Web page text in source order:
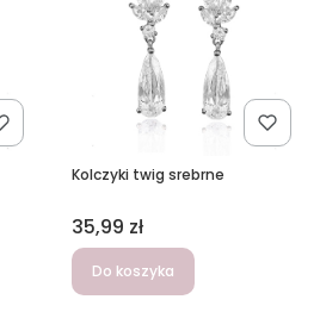
Kolczyki twig srebrne
Cena
35,99 zł
Do koszyka